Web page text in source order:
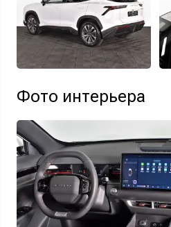
Фото интерьера